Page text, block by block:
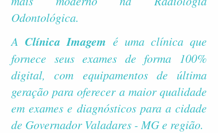
Odontológica.
AClínica Imagem é uma clínica que
fornece seus exames de forma 100%
digital, com equipamentos de última
geração para oferecer a maior qualidade
em exames e diagnósticos para a cidade
de Governador Valadares - MG e região.